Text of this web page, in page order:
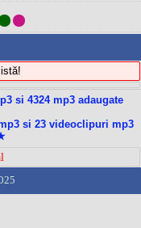
si 4324 mp3 adaugate
si 23 videoclipuri mp3